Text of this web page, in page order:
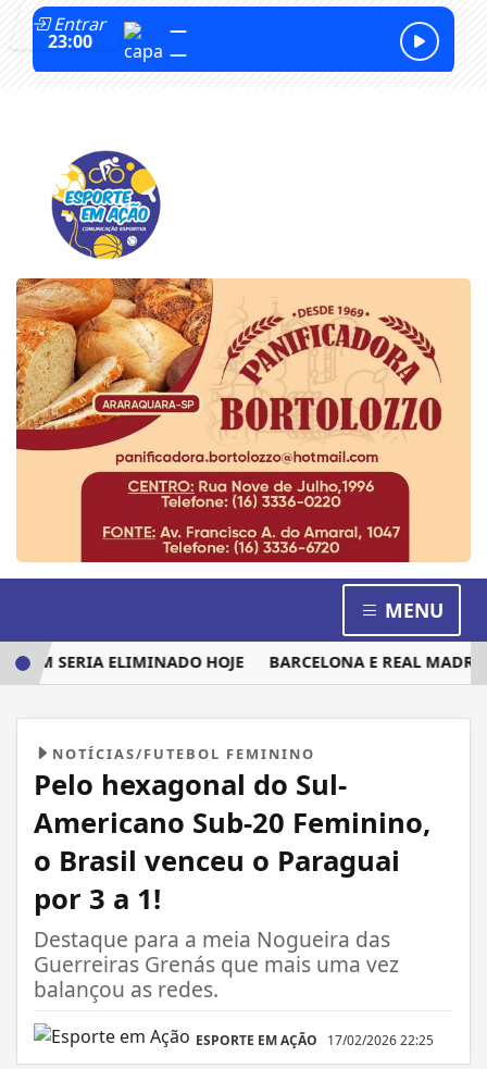
Entrar
MENU
SERIA ELIMINADO HOJE BARCELONA E REAL
NOTÍCIAS/FUTEBOL FEMININO
Pelo hexagonal do Sul-
Americano Sub-20 Feminino,
o Brasil venceu o Paraguai
por 3 a 1!
Destaque para a meia Nogueira das
Guerreiras Grenás que mais uma vez
balançou as redes.
ESPORTE EM AÇÃO 17/02/2026 22:25